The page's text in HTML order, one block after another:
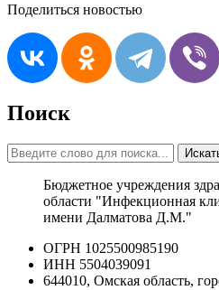
Поделиться новостью
Поиск
Бюджетное учреждения
области "Инфекционная
имени Далматова Д.М."
ОГРН 1025500985190
ИНН 5504039091
644010, Омская область,